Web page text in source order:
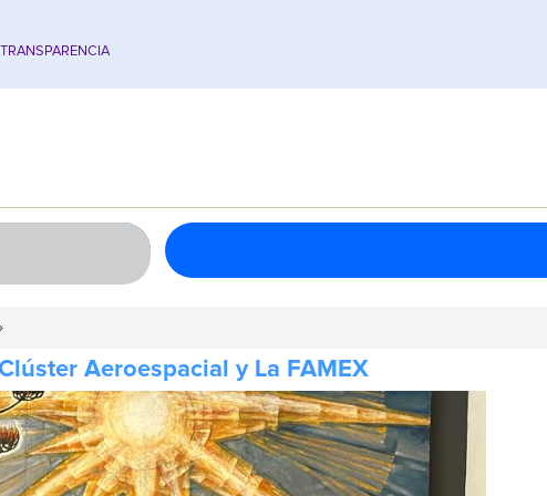
TRANSPARENCIA
Aeroespacial y La FAMEX